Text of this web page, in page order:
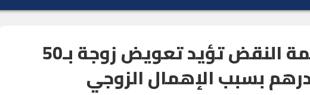
محكمة النقض تؤيد تعويض زوجة بـ50
بسبب الإهمال الزوجي